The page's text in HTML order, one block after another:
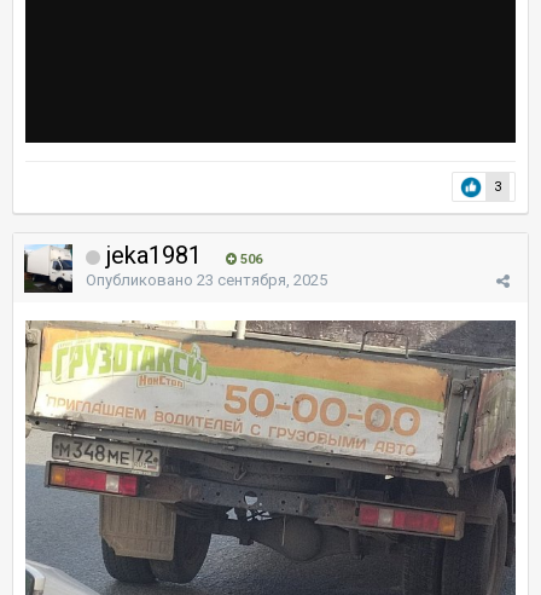
3
jeka1981 506
Опубликовано 23 сентября, 2025